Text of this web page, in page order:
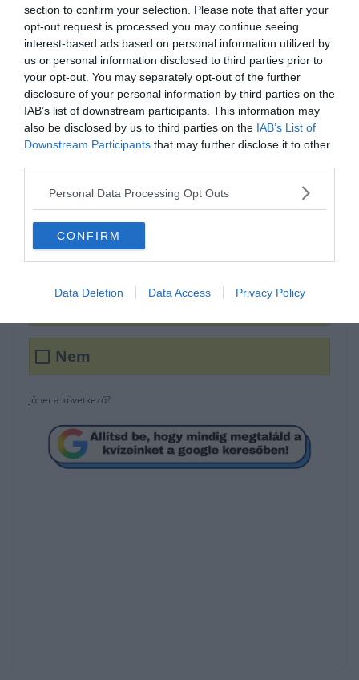
section to confirm your selection. Please note that after your
opt-out request is processed you may continue seeing
interest-based ads based on personal information utilized by
us or personal information disclosed to third parties prior to
your opt-out. You may separately opt-out of the further
disclosure of your personal information by third parties on the
IAB’s list of downstream participants. This information may
also be disclosed by us to third parties on the IAB’s List of
Downstream Participants that may further disclose it to other
Personal Data Processing Opt Outs
CONFIRM
Data Deletion Data Access Privacy Policy
Készen állsz?
0%
Egyenrangú
útkereszteződésben
elsőbbséget kell-e adni a
jobbról érkező villamos
részére?
Nem
Jöhet a következő?